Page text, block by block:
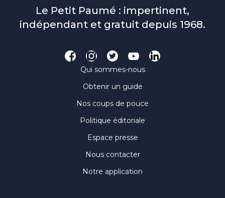
Le Petit Paumé : impertinent,
indépendant et gratuit depuis 1968.
Qui sommes-nous
Obtenir un guide
Nos coups de pouce
Politique éditoriale
Espace presse
Nous contacter
Notre application